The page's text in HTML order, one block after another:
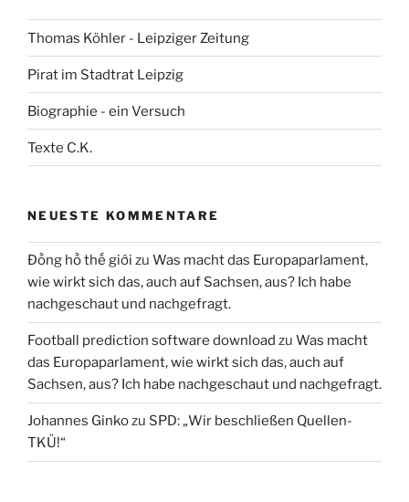
Thomas Köhler - Leipziger Zeitung
Pirat im Stadtrat Leipzig
Biographie - ein Versuch
Texte C.K.
NEUESTE KOMMENTARE
Đồng hồ thế giới zu Was macht das Europaparlament,
wie wirkt sich das, auch auf Sachsen, aus? Ich habe
nachgeschaut und nachgefragt.
Football prediction software download zu Was macht
das Europaparlament, wie wirkt sich das, auch auf
Sachsen, aus? Ich habe nachgeschaut und nachgefragt.
Johannes Ginkozu SPD: „Wir beschließen Quellen-
TKÜ!“